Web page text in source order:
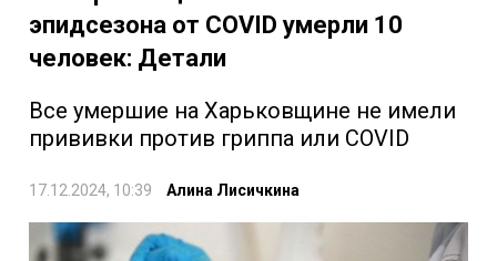
эпидсезона от COVID умерли 10
человек: Детали
Все умершие на Харьковщине не имели
прививки против гриппа или COVID
17.12.2024, 10:39 Алина Лисичкина